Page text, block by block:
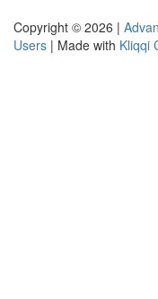
Copyright © 2026 |
Users | Made with Kliqqi